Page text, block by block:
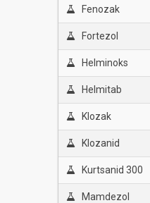
Fenozak
Fortezol
Helminoks
Helmitab
Klozak
Klozanid
Kurtsanid 300
Mamdezol